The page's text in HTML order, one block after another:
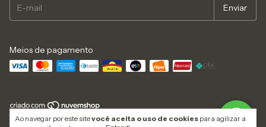
Ao navegar por este sitevocê aceita o uso de cookies para agilizar a
Meios de pagamento
Copyright Empório dos Relógios - 2026. Todos os direitos reservados.